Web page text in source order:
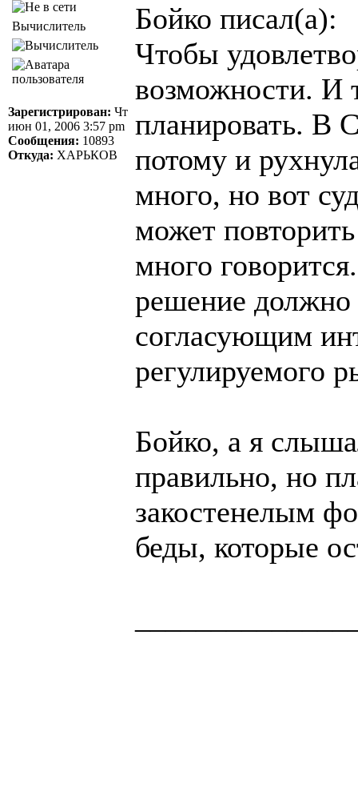
Вычислитель
Зарегистрирован: Чт
июн 01, 2006 3:57 pm
Сообщения: 10893
Откуда: ХАРЬКОВ
Бойко писал(а):
Чтобы
возможности. И
планировать. В
потому и
много, но вот
может
много
решение
согласующим
регулируемого
Бойко, а я
правильно, но
закостенелым
беды, которые